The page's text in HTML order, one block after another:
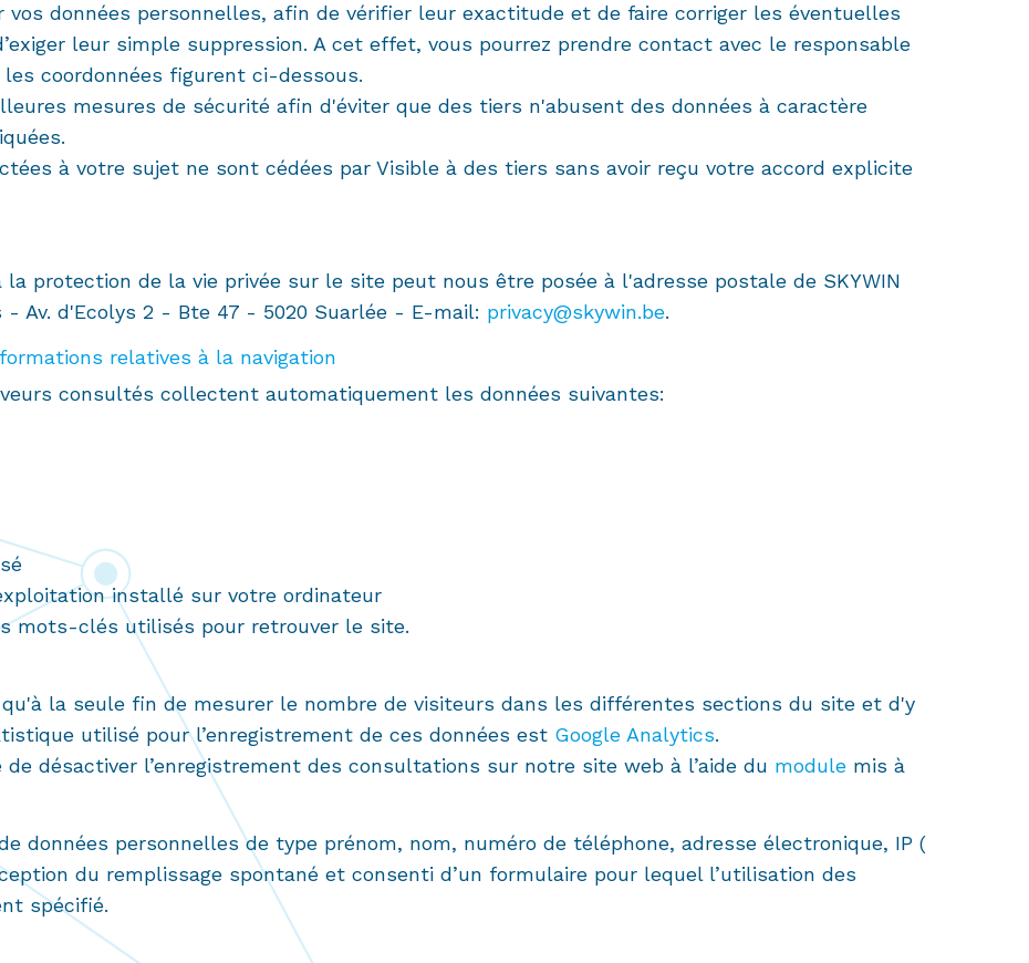
données personnelles, afin de vérifier leur exactitude et de faire corriger les éventuelles
leur simple suppression. A cet effet, vous pourrez prendre contact avec le responsable
coordonnées figurent ci-dessous.
mesures de sécurité afin d'éviter que des tiers n'abusent des données à caractère
à votre sujet ne sont cédées par Visible à des tiers sans avoir reçu votre accord explicite
protection de la vie privée sur le site peut nous être posée à l'adresse postale de SKYWIN
- Av. d'Ecolys 2 - Bte 47 - 5020 Suarlée - E-mail: privacy@skywin.be.
relatives à la navigation
consultés collectent automatiquement les données suivantes:
installé sur votre ordinateur
mots-clés utilisés pour retrouver le site.
la seule fin de mesurer le nombre de visiteurs dans les différentes sections du site et d'y
utilisé pour l’enregistrement de ces données est Google Analytics.
désactiver l’enregistrement des consultations sur notre site web à l’aide du module mis à
données personnelles de type prénom, nom, numéro de téléphone, adresse électronique, IP (
du remplissage spontané et consenti d’un formulaire pour lequel l’utilisation des
spécifié.